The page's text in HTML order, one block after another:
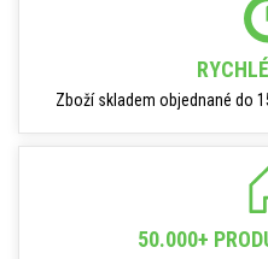
Zboží skladem objednané do
50.000+